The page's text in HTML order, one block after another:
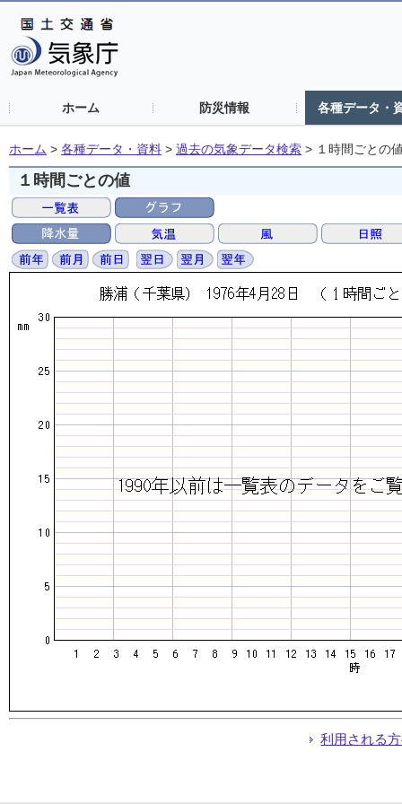
ホーム 防災情報 各種データ・
ホーム > 各種データ・資料 > 過去の気象データ検索 > １時間ごとの
１時間ごとの値
利用される